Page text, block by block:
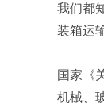
我们都
装箱运
国家《
机械、